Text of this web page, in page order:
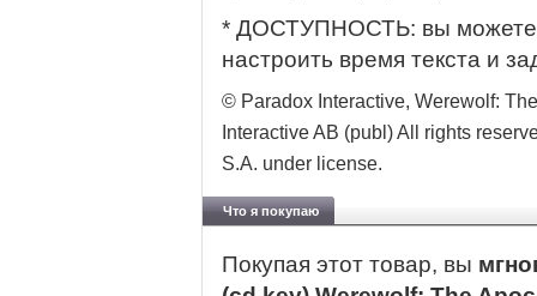
* ДОСТУПНОСТЬ: вы можете
настроить время текста и
© Paradox Interactive, Werewolf:
Interactive AB (publ) All rights
S.A. under license.
Что я покупаю
Покупая этот товар, вы